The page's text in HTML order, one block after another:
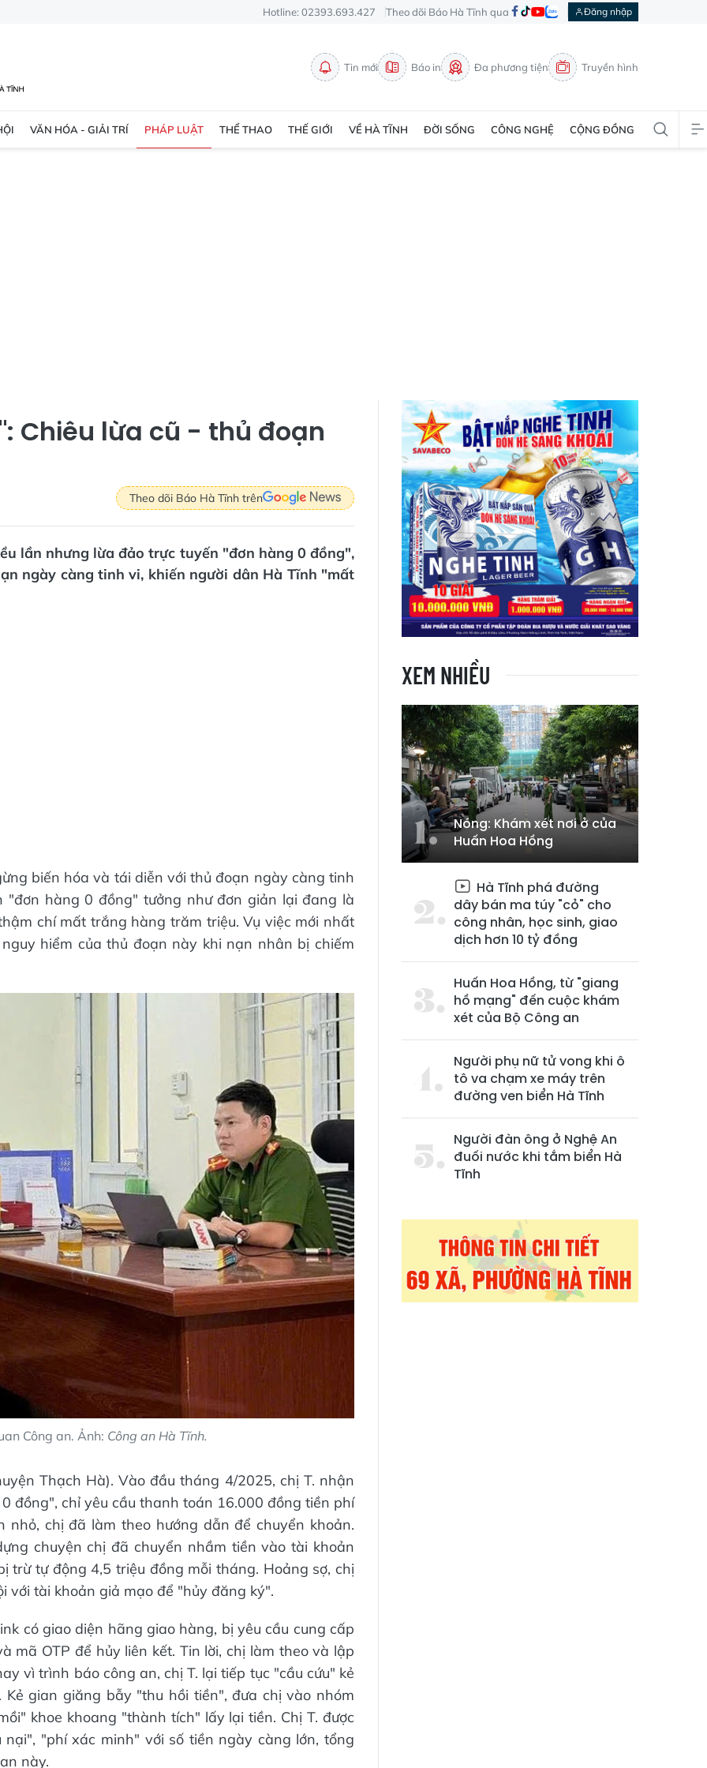
Hotline: 02393.693.427 Theo dõi Báo Hà Tĩnh qua Đăng nhập
Tin mới Báo in Đa phương tiện Truyền hình
VĂN HÓA - GIẢI TRÍ PHÁP LUẬT THỂ THAO THẾ GIỚI VỀ HÀ TĨNH ĐỜI SỐNG CÔNG NGHỆ CỘNG ĐỒNG
Chiêu lừa cũ - thủ đoạn
Theo dõi Báo Hà Tĩnh trên
lần nhưng lừa đảo trực tuyến "đơn hàng 0 đồng",
ngày càng tinh vi, khiến người dân Hà Tĩnh "mất
biến hóa và tái diễn với thủ đoạn ngày càng tinh
"đơn hàng 0 đồng" tưởng như đơn giản lại đang là
chí mất trắng hàng trăm triệu. Vụ việc mới nhất
hiểm của thủ đoạn này khi nạn nhân bị chiếm
Công an. Ảnh: Công an Hà Tĩnh.
Thạch Hà). Vào đầu tháng 4/2025, chị T. nhận
đồng", chỉ yêu cầu thanh toán 16.000 đồng tiền phí
chị đã làm theo hướng dẫn để chuyển khoản.
chuyện chị đã chuyển nhầm tiền vào tài khoản
trừ tự động 4,5 triệu đồng mỗi tháng. Hoảng sợ, chị
với tài khoản giả mạo để "hủy đăng ký".
có giao diện hãng giao hàng, bị yêu cầu cung cấp
mã OTP để hủy liên kết. Tin lời, chị làm theo và lập
vì trình báo công an, chị T. lại tiếp tục "cầu cứu" kẻ
gian giăng bẫy "thu hồi tiền", đưa chị vào nhóm
khoe khoang "thành tích" lấy lại tiền. Chị T. được
"phí xác minh" với số tiền ngày càng lớn, tổng
này.
XEM NHIỀU
Nóng: Khám xét nơi ở của
Huấn Hoa Hồng
Hà Tĩnh phá đường
dây bán ma túy "cỏ" cho
công nhân, học sinh, giao
dịch hơn 10 tỷ đồng
Huấn Hoa Hồng, từ "giang
hồ mạng" đến cuộc khám
xét của Bộ Công an
Người phụ nữ tử vong khi ô
tô va chạm xe máy trên
đường ven biển Hà Tĩnh
Người đàn ông ở Nghệ An
đuối nước khi tắm biển Hà
Tĩnh